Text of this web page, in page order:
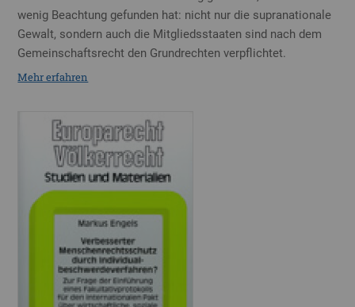
wenig Beachtung gefunden hat: nicht nur die supranationale
Gewalt, sondern auch die Mitgliedsstaaten sind nach dem
Gemeinschaftsrecht den Grundrechten verpflichtet.
Mehr erfahren